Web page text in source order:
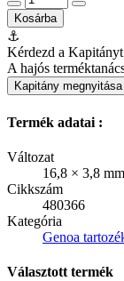
Kosárba
⚓
Kérdezd a Kapitányt
A hajós
Kapitány megnyitása
Termék adatai :
Változat
16,8 × 3,8
Cikkszám
480366
Kategória
Genoa
Választott termék